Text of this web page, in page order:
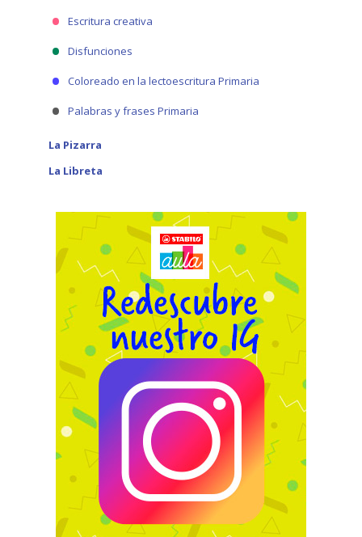
Escritura creativa
Disfunciones
Coloreado en la lectoescritura Primaria
Palabras y frases Primaria
La Pizarra
La Libreta